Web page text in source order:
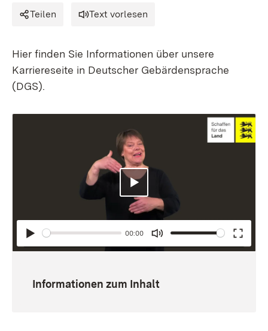
Teilen Text vorlesen
Hier finden Sie Informationen über unsere
Karriereseite in Deutscher Gebärdensprache
(DGS).
Abspielen
00:00
Mute
Enter
Abspielen
Informationen zum Inhalt